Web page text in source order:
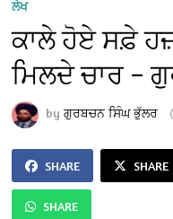
ਲੇਖ
ਕਾਲੇ ਹੋਏ ਸਫ਼ੇ
ਮਿਲਦੇ ਚਾਰ –
byਗੁਰਬਚਨ ਸਿੰਘ ਭੁੱਲਰ
SHARE SHARE
SHARE